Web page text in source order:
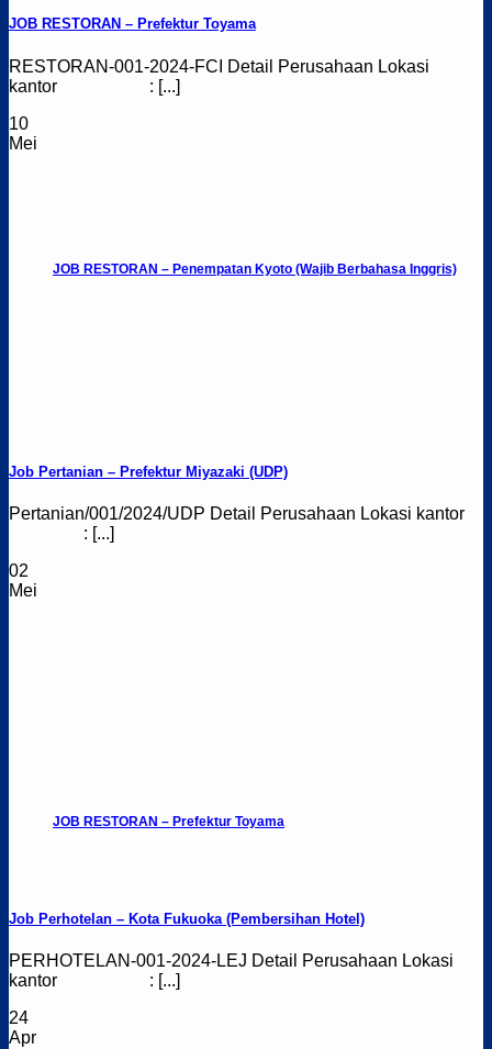
JOB RESTORAN – Penempatan Kyoto (Wajib Berbahasa Inggris)
JOB RESTORAN – Prefektur Toyama
JOB RESTORAN – Prefektur Toyama
RESTORAN-001-2024-FCI Detail Perusahaan Lokasi
kantor : [...]
10
Mei
Job Pertanian – Prefektur Miyazaki (UDP)
Pertanian/001/2024/UDP Detail Perusahaan Lokasi kantor
: [...]
02
Mei
Job Perhotelan – Kota Fukuoka (Pembersihan Hotel)
PERHOTELAN-001-2024-LEJ Detail Perusahaan Lokasi
kantor : [...]
24
Apr